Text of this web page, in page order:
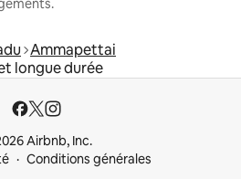
Ammapettai
longue durée
Airbnb, Inc.
Conditions générales